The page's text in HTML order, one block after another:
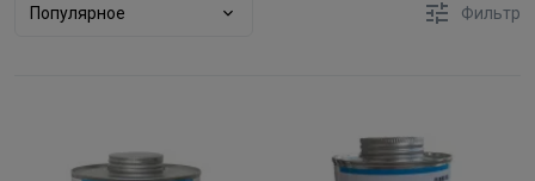
Популярное Фильтр